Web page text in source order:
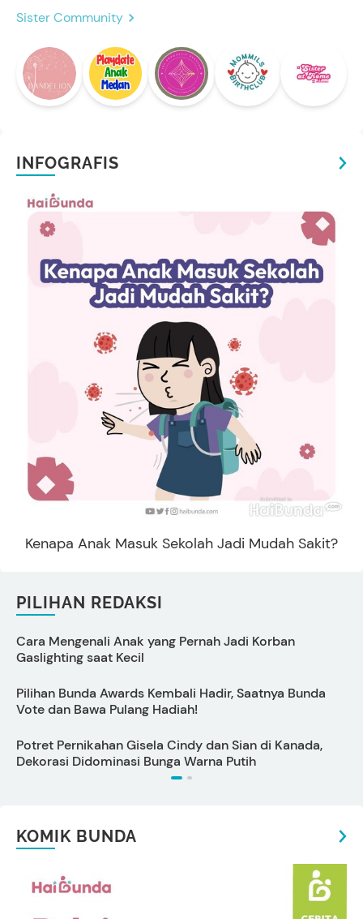
Sister Community
INFOGRAFIS
Kenapa Anak Masuk Sekolah Jadi Mudah Sakit?
PILIHAN REDAKSI
Cara Mengenali Anak yang Pernah Jadi Korban
Gaslighting saat Kecil
Pilihan Bunda Awards Kembali Hadir, Saatnya Bunda
Vote dan Bawa Pulang Hadiah!
Potret Pernikahan Gisela Cindy dan Sian di Kanada,
Dekorasi Didominasi Bunga Warna Putih
KOMIK BUNDA